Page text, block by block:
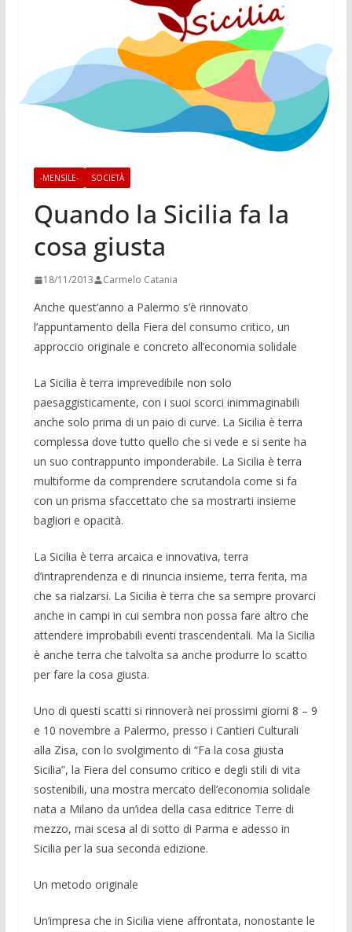
-MENSILE- SOCIETÀ
Quando la Sicilia fa la
cosa giusta
18/11/2013 Carmelo Catania
Anche quest’anno a Palermo s’è rinnovato
l’appuntamento della Fiera del consumo cri­tico, un
approccio ori­ginale e concreto all’economia solidale
La Sicilia è terra imprevedibile non solo
paesaggisticamente, con i suoi scorci inimmaginabili
anche solo pri­ma di un paio di curve. La Sicilia è ter­ra
complessa dove tutto quello che si vede e si sente ha
un suo contrappunto imponderabile. La Sicilia è terra
mul­tiforme da comprendere scrutandola come si fa
con un prisma sfaccettato che sa mostrarti insieme
bagliori e opacità.
La Sicilia è terra arcaica e innovativa, terra
d’intraprendenza e di rinuncia insie­me, terra ferita, ma
che sa rialzarsi. La Sicilia è terra che sa sempre provarci
an­che in campi in cui sembra non possa fare altro che
attendere improbabili even­ti trascendentali. Ma la Sicilia
è anche terra che talvolta sa anche produrre lo scatto
per fare la cosa giusta.
Uno di questi scatti si rinnoverà nei prossimi giorni 8 – 9
e 10 novembre a Palermo, presso i Cantieri Culturali
alla Zisa, con lo svolgimento di “Fa la cosa giusta
Sicilia”, la Fiera del consumo cri­tico e degli stili di vita
sostenibili, una mostra mercato dell’economia solidale
nata a Milano da un’idea della casa edi­trice Terre di
mezzo, mai scesa al di sotto di Parma e adesso in
Sicilia per la sua se­conda edizione.
Un metodo originale
Un’impresa che in Sicilia viene affron­tata, nonostante le